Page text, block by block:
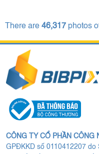
There are 46,317 photos
CÔNG TY CỔ PHẦN CÔNG
GPĐKKD số 0110412207